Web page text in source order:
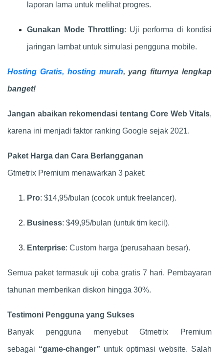
laporan lama untuk melihat progres.
Gunakan Mode Throttling: Uji performa di kondisi
jaringan lambat untuk simulasi pengguna mobile.
Hosting Gratis, hosting murah, yang fiturnya lengkap
banget!
Jangan abaikan rekomendasi tentang Core Web Vitals,
karena ini menjadi faktor ranking Google sejak 2021.
Paket Harga dan Cara Berlangganan
Gtmetrix Premium menawarkan 3 paket:
Pro: $14,95/bulan (cocok untuk freelancer).
Business: $49,95/bulan (untuk tim kecil).
Enterprise: Custom harga (perusahaan besar).
Semua paket termasuk uji coba gratis 7 hari. Pembayaran
tahunan memberikan diskon hingga 30%.
Testimoni Pengguna yang Sukses
Banyak pengguna menyebut Gtmetrix Premium
sebagai “game-changer” untuk optimasi website. Salah